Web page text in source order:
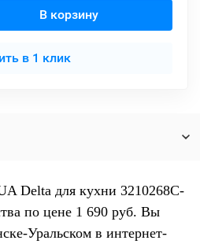
В корзину
в 1 клик
Delta для кухни 3210268С-
по цене 1 690 руб. Вы
Уральском в интернет-